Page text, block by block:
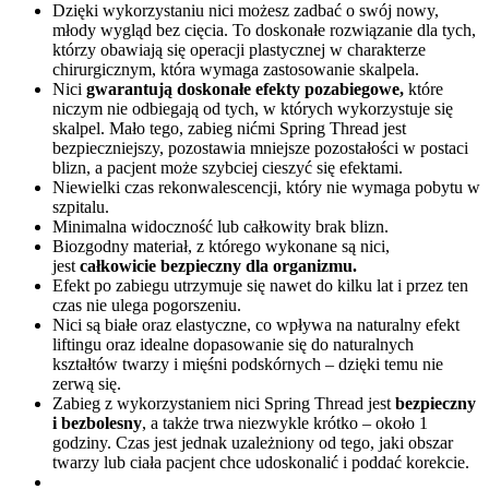
Dzięki wykorzystaniu nici możesz zadbać o swój nowy,
młody wygląd bez cięcia. To doskonałe rozwiązanie dla tych,
którzy obawiają się operacji plastycznej w charakterze
chirurgicznym, która wymaga zastosowanie skalpela.
Nici gwarantują doskonałe efekty pozabiegowe, które
niczym nie odbiegają od tych, w których wykorzystuje się
skalpel. Mało tego, zabieg nićmi Spring Thread jest
bezpieczniejszy, pozostawia mniejsze pozostałości w postaci
blizn, a pacjent może szybciej cieszyć się efektami.
Niewielki czas rekonwalescencji, który nie wymaga pobytu w
szpitalu.
Minimalna widoczność lub całkowity brak blizn.
Biozgodny materiał, z którego wykonane są nici,
jest całkowicie bezpieczny dla organizmu.
Efekt po zabiegu utrzymuje się nawet do kilku lat i przez ten
czas nie ulega pogorszeniu.
Nici są białe oraz elastyczne, co wpływa na naturalny efekt
liftingu oraz idealne dopasowanie się do naturalnych
kształtów twarzy i mięśni podskórnych – dzięki temu nie
zerwą się.
Zabieg z wykorzystaniem nici Spring Thread jest bezpieczny
i bezbolesny, a także trwa niezwykle krótko – około 1
godziny. Czas jest jednak uzależniony od tego, jaki obszar
twarzy lub ciała pacjent chce udoskonalić i poddać korekcie.